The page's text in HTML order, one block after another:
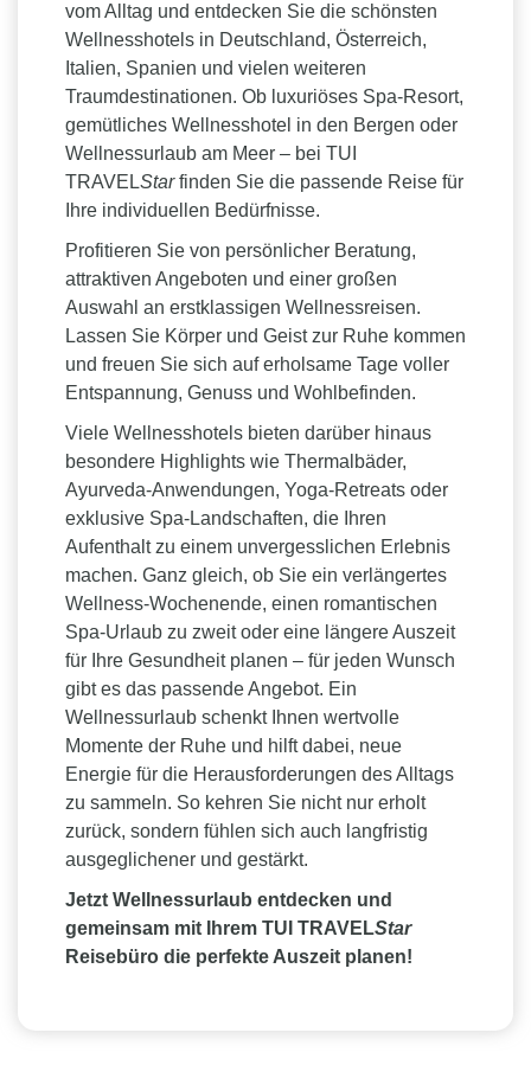
Budapest, Ungarn
Die ungarische Hauptstadt ist berühmt für ihre
prachtvollen Thermalbäder. Die mineralhaltigen
Quellen bieten nicht nur Entspannung, sondern
werden auch für ihre wohltuende und regenerierende
Wirkung geschätzt.
Südtirol, Italien
mediterranem Flair begeistert Südtirol mit einer
außergewöhnlichen Wellnesslandschaft. Luxuriöse
Hotels, Infinity-Pools mit Bergblick und regionale
Anwendungen sorgen für pure Entspannung.
Slowenien
Wellnessurlaub. Das Land verfügt über zahlreiche
Thermalquellen, moderne Thermen und
Gesundheitsresorts, die Erholung und medizinische
Anwendungen miteinander verbinden.
Island
Die spektakuläre Natur Islands macht jeden
Wellnessurlaub zu einem besonderen Erlebnis.
Geothermische Quellen, heiße Lagunen und
natürliche Thermalbäder laden dazu ein, inmitten
beeindruckender Vulkanlandschaften zu entspannen.
Kroatien
Neben traumhaften Küstenlandschaften bietet
Kroatien eine wachsende Anzahl hochwertiger
Wellnesshotels und Spa-Resorts. Besonders die
Regionen Istrien und Kvarner sind für ihre
Kombination aus Meer, Natur und
Wellnessangeboten bekannt.
Algarve, Portugal
vom Alltag und entdecken Sie die schönsten
Wellnesshotels in Deutschland, Österreich,
Italien, Spanien und vielen weiteren
Traumdestinationen. Ob luxuriöses Spa-Resort,
gemütliches Wellnesshotel in den Bergen oder
Wellnessurlaub am Meer – bei TUI
TRAVELStarfinden Sie die passende Reise für
Ihre individuellen Bedürfnisse.
Profitieren Sie von persönlicher Beratung,
attraktiven Angeboten und einer großen
Auswahl an erstklassigen Wellnessreisen.
Lassen Sie Körper und Geist zur Ruhe kommen
und freuen Sie sich auf erholsame Tage voller
Entspannung, Genuss und Wohlbefinden.
Viele Wellnesshotels bieten darüber hinaus
besondere Highlights wie Thermalbäder,
Ayurveda-Anwendungen, Yoga-Retreats oder
exklusive Spa-Landschaften, die Ihren
Aufenthalt zu einem unvergesslichen Erlebnis
machen. Ganz gleich, ob Sie ein verlängertes
Wellness-Wochenende, einen romantischen
Spa-Urlaub zu zweit oder eine längere Auszeit
für Ihre Gesundheit planen – für jeden Wunsch
gibt es das passende Angebot. Ein
Wellnessurlaub schenkt Ihnen wertvolle
Momente der Ruhe und hilft dabei, neue
Energie für die Herausforderungen des Alltags
zu sammeln. So kehren Sie nicht nur erholt
zurück, sondern fühlen sich auch langfristig
ausgeglichener und gestärkt.
Jetzt Wellnessurlaub entdecken und
gemeinsam mit Ihrem TUI TRAVELStar
Reisebüro die perfekte Auszeit planen!